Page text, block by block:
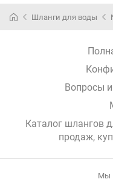
113891
Шланги для воды
Вопросы
Каталог шлангов
продаж,
Мы